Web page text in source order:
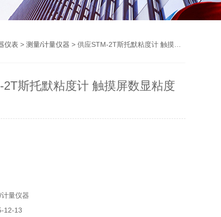
仪表 > 测量/计量仪器 > 供应STM-2T斯托默粘度计 触摸屏数显粘度计
2T斯托默粘度计 触摸屏数显粘度
量仪器
12-13